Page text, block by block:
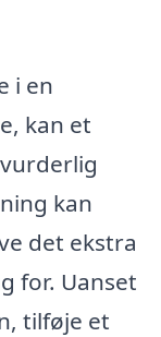
i en
kan et
kan
det ekstra
for. Uanset
tilføje et